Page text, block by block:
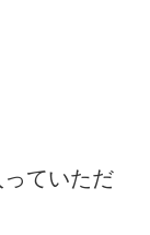
ていただ